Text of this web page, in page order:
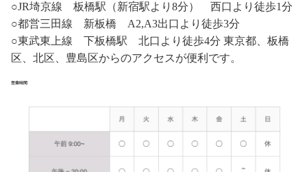
○JR埼京線 板橋駅（新宿駅より8分） 西口より徒歩1分
○都営三田線 新板橋 A2,A3出口より徒歩3分
○東武東上線 下板橋駅 北口より徒歩4分 東京都、板橋
区、北区、豊島区からのアクセスが便利です。
営業時間